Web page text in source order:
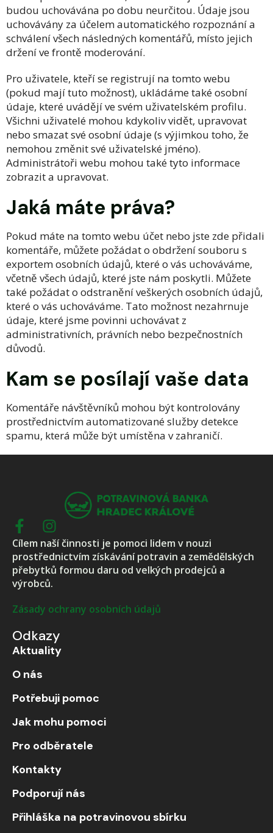
budou uchovávána po dobu neurčitou. Údaje jsou
uchovávány za účelem automatického rozpoznání a
schválení všech následných komentářů, místo jejich
držení ve frontě moderování.
Pro uživatele, kteří se registrují na tomto webu
(pokud mají tuto možnost), ukládáme také osobní
údaje, které uvádějí ve svém uživatelském profilu.
Všichni uživatelé mohou kdykoliv vidět, upravovat
nebo smazat své osobní údaje (s výjimkou toho, že
nemohou změnit své uživatelské jméno).
Administrátoři webu mohou také tyto informace
zobrazit a upravovat.
Jaká máte práva?
Pokud máte na tomto webu účet nebo jste zde přidali
komentáře, můžete požádat o obdržení souboru s
exportem osobních údajů, které o vás uchováváme,
včetně všech údajů, které jste nám poskytli. Můžete
také požádat o odstranění veškerých osobních údajů,
které o vás uchováváme. Tato možnost nezahrnuje
údaje, které jsme povinni uchovávat z
administrativních, právních nebo bezpečnostních
důvodů.
Kam se posílají vaše data
Komentáře návštěvníků mohou být kontrolovány
prostřednictvím automatizované služby detekce
spamu, která může být umístěna v zahraničí.
Cílem naší činnosti je pomoci lidem v nouzi
prostřednictvím získávání potravin a zemědělských
přebytků formou daru od velkých prodejců a
výrobců.
Zásady ochrany osobních údajů
Odkazy
Aktuality
O nás
Potřebuji pomoc
Jak mohu pomoci
Pro odběratele
Kontakty
Podporují nás
Přihláška na potravinovou sbírku